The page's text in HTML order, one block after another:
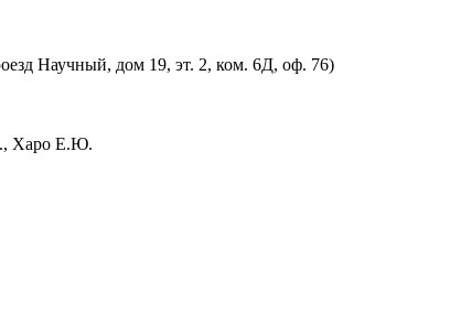
Научный, дом 19, эт. 2, ком. 6Д, оф. 76)
Харо Е.Ю.